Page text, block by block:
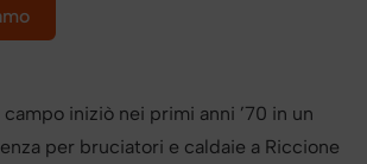
campo iniziò nei primi anni ’70 in un
per bruciatori e caldaie a Riccione